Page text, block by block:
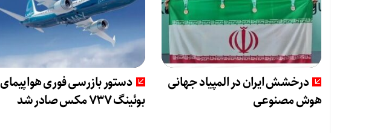
درخشش ایران در المپیاد جهانی
هوش مصنوعی
دستور بازرسی فوری هواپیمای
بوئینگ ۷۳۷ مکس صادر شد